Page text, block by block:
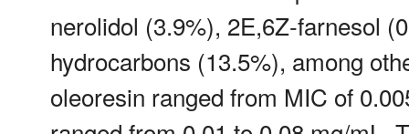
nerolidol (3.9%), 2E,6Z-farnesol
hydrocarbons (13.5%), among
oleoresin ranged from MIC of